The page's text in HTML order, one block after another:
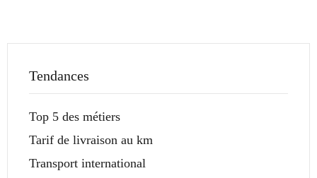
Tendances
Top 5 des métiers
Tarif de livraison au km
Transport international